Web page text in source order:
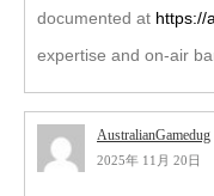
documented at https://
expertise and on-air
AustralianGamedug
2025年 11月 20日